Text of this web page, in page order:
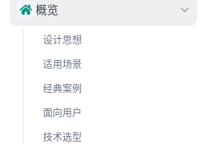
概览
设计思想
适用场景
经典案例
面向用户
技术选型